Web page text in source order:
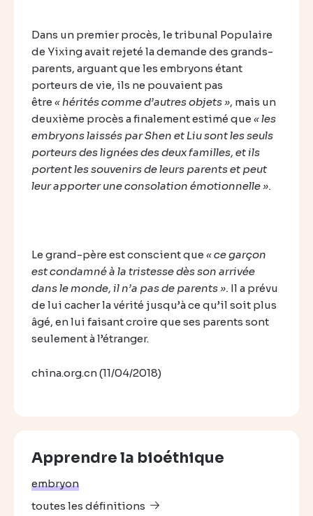
Dans un premier procès, le tribunal Populaire
de Yixing avait rejeté la demande des grands-
parents, arguant que les embryons étant
porteurs de vie, ils ne pouvaient pas
être « hérités comme d’autres objets », mais un
deuxième procès a finalement estimé que « les
embryons laissés par Shen et Liu sont les seuls
porteurs des lignées des deux familles, et ils
portent les souvenirs de leurs parents et peut
leur apporter une consolation émotionnelle ».
Le grand-père est conscient que « ce garçon
est condamné à la tristesse dès son arrivée
dans le monde, il n’a pas de parents ». Il a prévu
de lui cacher la vérité jusqu’à ce qu’il soit plus
âgé, en lui faisant croire que ses parents sont
seulement à l’étranger.
china.org.cn (11/04/2018)
Apprendre la bioéthique
embryon
toutes les définitions